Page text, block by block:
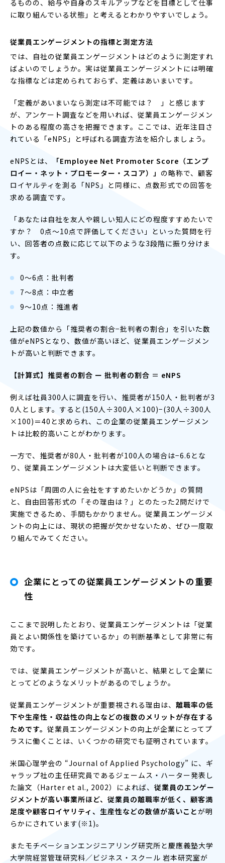
るものの、給与や自身のスキルアップなどを目標として仕事
に取り組んでいる状態」と考えるとわかりやすいでしょう。
従業員エンゲージメントの指標と測定方法
では、自社の従業員エンゲージメントはどのように測定すれ
ばよいのでしょうか。実は従業員エンゲージメントには明確
な指標などは定められておらず、定義はあいまいです。
「定義があいまいなら測定は不可能では？ 」と感じます
が、アンケート調査などを用いれば、従業員エンゲージメン
トのある程度の高さを把握できます。ここでは、近年注目さ
れている「eNPS」と呼ばれる調査方法を紹介しましょう。
eNPSとは、
「Employee Net Promoter Score（エンプ
ロイー・ネット・プロモーター・スコア）」 の略称で、顧客
ロイヤルティを測る「NPS」と同様に、点数形式での回答を
求める調査です。
「あなたは自社を友人や親しい知人にどの程度すすめたいで
すか？ 0点〜10点で評価してください」といった質問を行
い、回答者の点数に応じて以下のような3段階に振り分けま
す。
0〜6点：批判者
7〜8点：中立者
9〜10点：推進者
上記の数値から「推奨者の割合−批判者の割合」を引いた数
値がeNPSとなり、数値が高いほど、従業員エンゲージメン
トが高いと判断できます。
【計算式】推奨者の割合 ー 批判者の割合 ＝ eNPS
例えば社員300人に調査を行い、推奨者が150人・批判者が3
0人とします。すると(150人÷300人×100)−(30人÷300人
×100)＝40と求められ、この企業の従業員エンゲージメン
トは比較的高いことがわかります。
一方で、推奨者が80人・批判者が100人の場合は−6.6とな
り、従業員エンゲージメントは大変低いと判断できます。
eNPSは「周囲の人に会社をすすめたいかどうか」の質問
と、自由回答形式の「その理由は？」とのたった2問だけで
実施できるため、手間もかかりません。従業員エンゲージメ
ントの向上には、現状の把握が欠かせないため、ぜひ一度取
り組んでみてください。
企業にとっての従業員エンゲージメントの重要
性
ここまで説明したとおり、従業員エンゲージメントは「従業
員とよい関係性を築けているか」の判断基準として非常に有
効です。
では、従業員エンゲージメントが高いと、結果として企業に
とってどのようなメリットがあるのでしょうか。
従業員エンゲージメントが重要視される理由は、 離職率の低
下や生産性・収益性の向上などの複数のメリットが存在する
ためです。 従業員エンゲージメントの向上が企業にとってプ
ラスに働くことは、いくつかの研究でも証明されています。
米国心理学会の “Journal of Applied Psychology” に、ギ
ャラップ社の主任研究員であるジェームス・ハーター発表し
た論文（Harter et al., 2002）によれば、 従業員のエンゲー
ジメントが高い事業所ほど、従業員の離職率が低く、顧客満
足度や顧客ロイヤリティ、生産性などの数値が高いことが明
らかにされています(※1)。
またモチベーションエンジニアリング研究所と慶應義塾大学
大学院経営管理研究科／ビジネス・スクール 岩本研究室が